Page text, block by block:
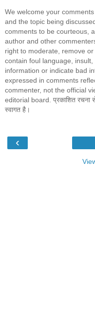
We welcome your
and the topic being
comments to be courteous,
author and other
right to moderate, remove
contain foul language,
information or indicate bad
expressed in comments
commenter, not the official
editorial board. प्रकाशित रचना से
स्वागत है।
‹